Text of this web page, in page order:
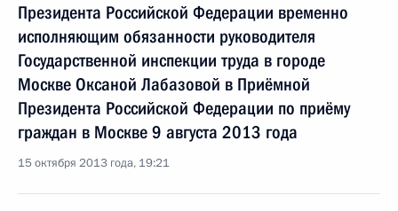
Президента Российской Федерации временно
исполняющим обязанности руководителя
Государственной инспекции труда в городе
Москве Оксаной Лабазовой в Приёмной
Президента Российской Федерации по приёму
граждан в Москве 9 августа 2013 года
15 октября 2013 года, 19:21